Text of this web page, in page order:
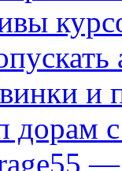
и
дорам
—